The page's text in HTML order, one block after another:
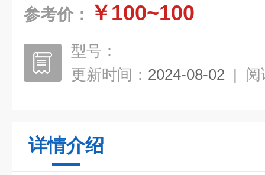
参考价： ￥100~100
型号：
更新时间： 2024-08-02 | 阅
详情介绍